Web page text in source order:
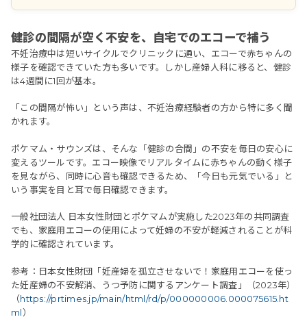
健診の間隔が空く不安を、自宅でのエコーで補う
不妊治療中は短いサイクルでクリニックに通い、エコーで赤ちゃんの
様子を確認できていた方も多いです。しかし産婦人科に移ると、健診
は4週間に1回が基本。
「この間隔が怖い」という声は、不妊治療経験者の方から特に多く聞
かれます。
ポケマム・サウンズは、そんな「健診の合間」の不安を毎日の安心に
変えるツールです。エコー映像でリアルタイムに赤ちゃんの動く様子
を見ながら、同時に心音も確認できるため、「今日も元気でいる」と
いう事実を目と耳で毎日確認できます。
一般社団法人 日本女性財団とポケマムが実施した2023年の共同調査
でも、家庭用エコーの使用によって妊婦の不安が軽減されることが科
学的に確認されています。
参考：日本女性財団「妊産婦を孤立させないで！家庭用エコーを使っ
た妊産婦の不安解消、うつ予防に関するアンケート調査」（2023年）
（https://prtimes.jp/main/html/rd/p/000000006.000075615.ht
ml）